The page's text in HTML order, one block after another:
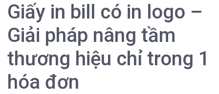
Giấy in bill có in logo –
Giải pháp nâng tầm
thương hiệu chỉ trong 1
hóa đơn